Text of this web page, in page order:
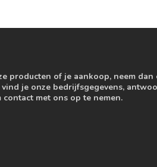
producten of je aankoop, neem
je onze bedrijfsgegevens,
met ons op te nemen.